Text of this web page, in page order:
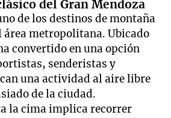
del Gran Mendoza
de los destinos de montaña
área metropolitana. Ubicado
convertido en una opción
senderistas y
una actividad al aire libre
de la ciudad.
la cima implica recorrer